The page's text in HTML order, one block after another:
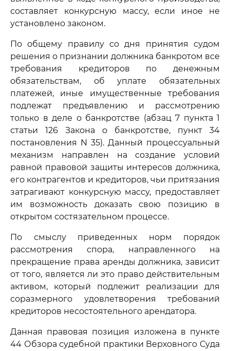
составляет конкурсную массу, если иное не
установлено законом.
По общему правилу со дня принятия судом
решения о признании должника банкротом все
требования кредиторов по денежным
обязательствам, об уплате обязательных
платежей, иные имущественные требования
подлежат предъявлению и рассмотрению
только в деле о банкротстве (абзац 7 пункта 1
статьи 126 Закона о банкротстве, пункт 34
постановления N 35). Данный процессуальный
механизм направлен на создание условий
равной правовой защиты интересов должника,
его контрагентов и кредиторов, чьи притязания
затрагивают конкурсную массу, предоставляет
им возможность доказать свою позицию в
открытом состязательном процессе.
По смыслу приведенных норм порядок
рассмотрения спора, направленного на
прекращение права аренды должника, зависит
от того, является ли это право действительным
активом, который подлежит реализации для
соразмерного удовлетворения требований
кредиторов несостоятельного арендатора.
Данная правовая позиция изложена в пункте
44 Обзора судебной практики Верховного Суда